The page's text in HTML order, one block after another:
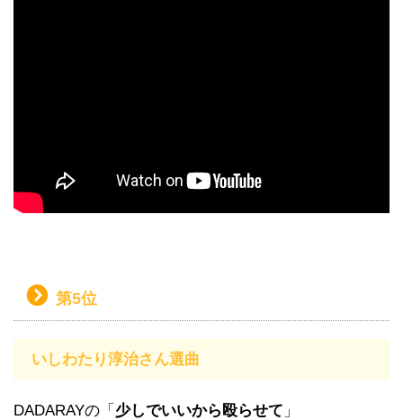
第5位
いしわたり淳治さん選曲
DADARAYの「 少しでいいから殴らせて 」